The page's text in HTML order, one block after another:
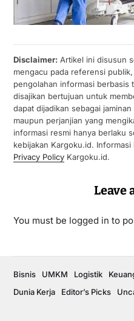
Disclaimer:Artikel ini disusun
mengacu pada referensi
pengolahan informasi berbasis
disajikan bertujuan untuk
dapat dijadikan sebagai
maupun perjanjian yang
informasi resmi hanya berlaku
kebijakan Kargoku.id.
Privacy PolicyKargoku.id.
Leave
You must be logged in to
Bisnis UMKM Logistik
Dunia Kerja
Editor’s Picks